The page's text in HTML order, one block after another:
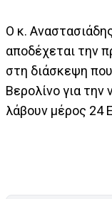
Ο κ.
αποδέχεται την
στη διάσκεψη
Βερολίνο για την
λάβουν μέρος 24